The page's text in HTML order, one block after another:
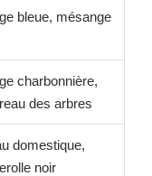
bleue, mésange
charbonnière,
des arbres
domestique,
noir